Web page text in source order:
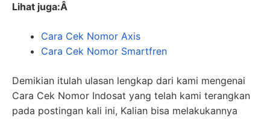
Lihat juga:Â
Cara Cek Nomor Axis
Cara Cek Nomor Smartfren
Demikian itulah ulasan lengkap dari kami mengenai
Cara Cek Nomor Indosat yang telah kami terangkan
pada postingan kali ini, Kalian bisa melakukannya